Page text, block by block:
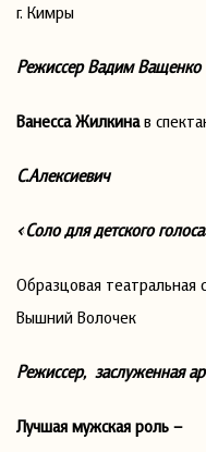
г. Кимры
Режиссер Вадим Ващенко
Ванесса Жилкинав
С.Алексиевич
«Соло для детского
Образцовая театральная
Вышний Волочек
Режиссер, заслуженная
Лучшая мужская роль –